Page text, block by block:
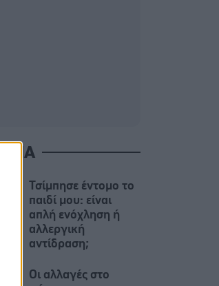
Τσίμπησε έντομο το
παιδί μου: είναι
απλή ενόχληση ή
αλλεργική
αντίδραση;
Οι αλλαγές στο